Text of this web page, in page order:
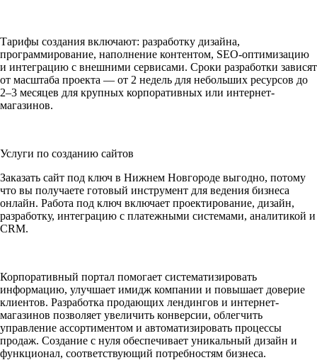
Тарифы создания включают: разработку дизайна,
программирование, наполнение контентом, SEO-оптимизацию
и интеграцию с внешними сервисами. Сроки разработки зависят
от масштаба проекта — от 2 недель для небольших ресурсов до
2–3 месяцев для крупных корпоративных или интернет-
магазинов.
Услуги по созданию сайтов
Заказать сайт под ключ в Нижнем Новгороде выгодно, потому
что вы получаете готовый инструмент для ведения бизнеса
онлайн. Работа под ключ включает проектирование, дизайн,
разработку, интеграцию с платежными системами, аналитикой и
CRM.
Корпоративный портал помогает систематизировать
информацию, улучшает имидж компании и повышает доверие
клиентов. Разработка продающих лендингов и интернет-
магазинов позволяет увеличить конверсии, облегчить
управление ассортиментом и автоматизировать процессы
продаж. Создание с нуля обеспечивает уникальный дизайн и
функционал, соответствующий потребностям бизнеса.